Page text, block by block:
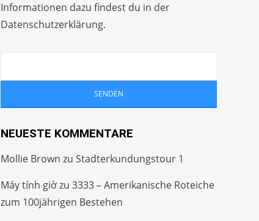
Informationen dazu findest du in der
Datenschutzerklärung.
NEUESTE KOMMENTARE
Mollie Brown zuStadterkundungstour 1
Máy tính giờzu3333 – Amerikanische Roteiche
zum 100jährigen Bestehen